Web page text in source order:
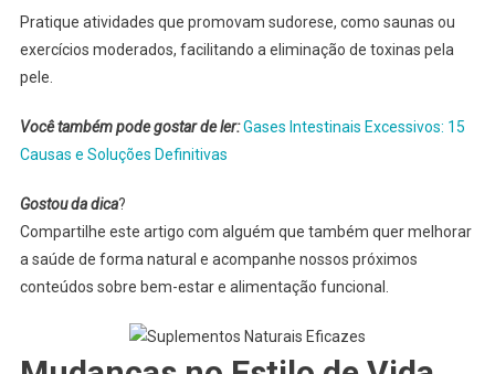
Pratique atividades que promovam sudorese, como saunas ou
exercícios moderados, facilitando a eliminação de toxinas pela
pele.
Você também pode gostar de ler:Gases Intestinais Excessivos: 15
Causas e Soluções Definitivas
Gostou da dica?
Compartilhe este artigo com alguém que também quer melhorar
a saúde de forma natural e acompanhe nossos próximos
conteúdos sobre bem-estar e alimentação funcional.